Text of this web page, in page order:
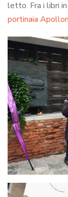
letto. Fra i libri
portinaia